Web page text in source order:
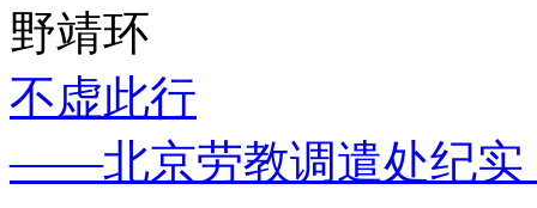
野靖环
不虚此行
——北京劳教调遣处纪实